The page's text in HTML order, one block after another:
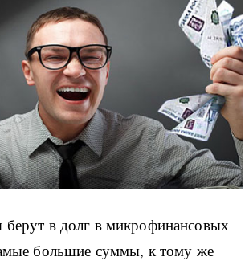
в долг в микрофинансовых
большие суммы, к тому же